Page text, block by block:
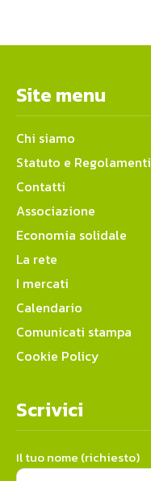
Site menu
Chi siamo
Statuto e Regolamenti
Contatti
Associazione
Economia solidale
La rete
I mercati
Calendario
Comunicati stampa
Cookie Policy
Scrivici
Il tuo nome (richiesto)